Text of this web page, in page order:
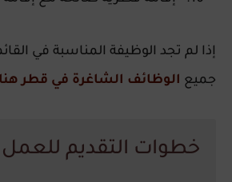
إذا لم تجد الوظيفة المناسبة في
جميع الوظائف الشاغرة في قطر هنا
خطوات التقديم